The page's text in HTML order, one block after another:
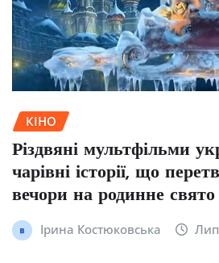
КІНО
Різдвяні мультфільми
чарівні історії, що
вечори на родинне свято
Ірина Костюковська